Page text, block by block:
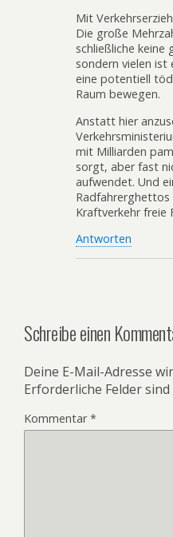
Mit
Die große
schließliche keine
sondern vielen
eine potentiell
Raum bewegen.
Anstatt hier
mit Milliarden
sorgt, aber fast
aufwendet. Und
Kraftverkehr freie
Antworten
Schreibe einen
Deine E-Mail-Adresse
Erforderliche Felder
Kommentar*